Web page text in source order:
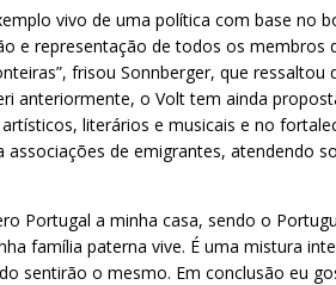
vivo de uma política com base no
e representação de todos os membros
frisou Sonnberger, que ressaltou
anteriormente, o Volt tem ainda
literários e musicais e no
de emigrantes, atendendo
Portugal a minha casa, sendo o
família paterna vive. É uma mistura
sentirão o mesmo. Em conclusão eu